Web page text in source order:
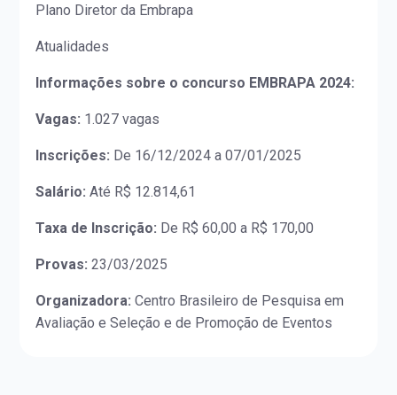
Plano Diretor da Embrapa
Atualidades
Informações sobre o concurso EMBRAPA 2024:
Vagas: 1.027 vagas
Inscrições: De 16/12/2024 a 07/01/2025
Salário: Até R$ 12.814,61
Taxa de Inscrição: De R$ 60,00 a R$ 170,00
Provas: 23/03/2025
Organizadora: Centro Brasileiro de Pesquisa em
Avaliação e Seleção e de Promoção de Eventos